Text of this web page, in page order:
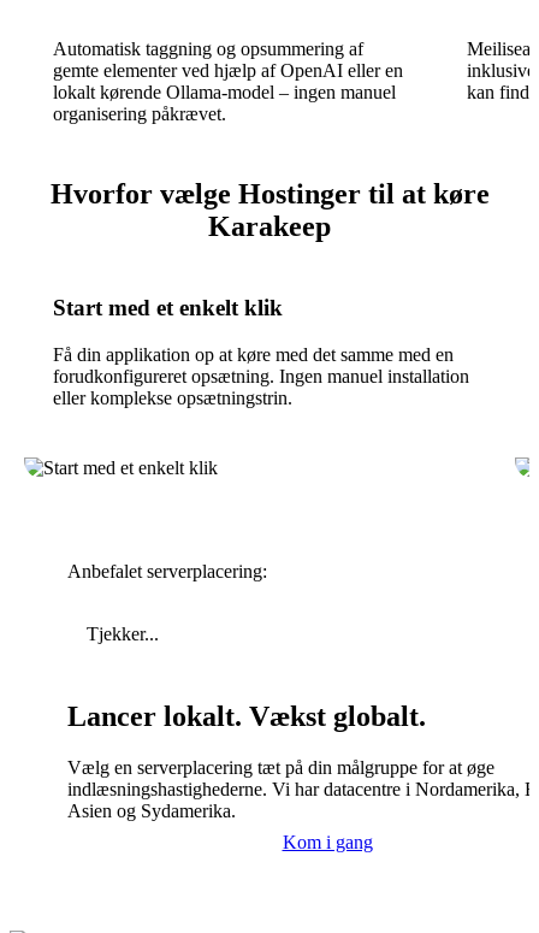
Automatisk taggning og opsummering af
gemte elementer ved hjælp af OpenAI eller en
lokalt kørende Ollama-model – ingen manuel
organisering påkrævet.
inklusive
kan
Hvorfor vælge Hostinger til at køre
Karakeep
Start med et enkelt klik
Få din applikation op at køre med det samme med en
forudkonfigureret opsætning. Ingen manuel installation
eller komplekse opsætningstrin.
Anbefalet serverplacering:
Tjekker...
Lancer lokalt. Vækst globalt.
Vælg en serverplacering tæt på din målgruppe for at øge
indlæsningshastighederne. Vi har datacentre i Nordamerika,
Asien og Sydamerika.
Kom i gang